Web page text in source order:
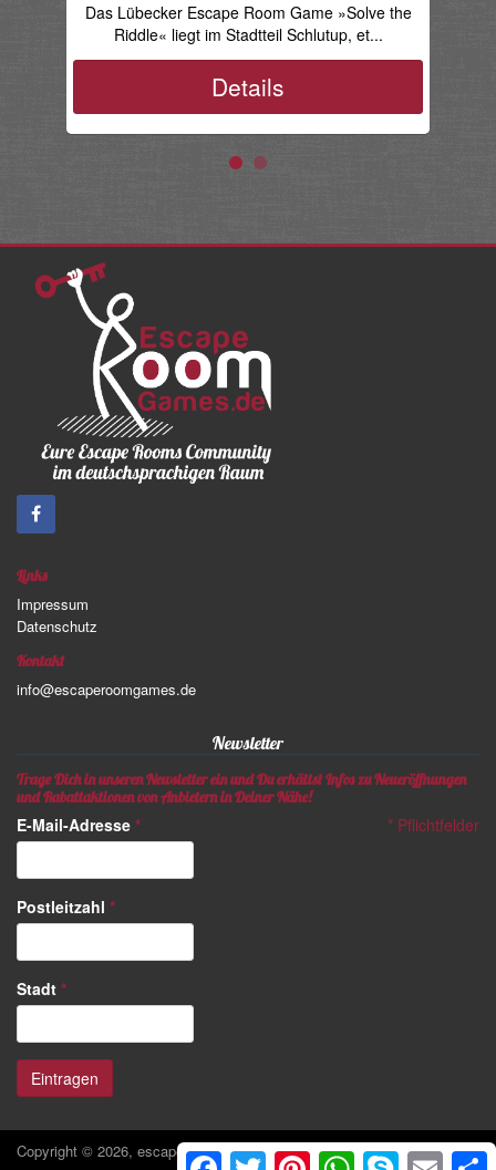
Das Lübecker Escape Room Game »Solve the
Riddle« liegt im Stadtteil Schlutup, et...
Details
Links
Impressum
Datenschutz
Kontakt
info@escaperoomgames.de
Newsletter
Trage Dich in unseren Newsletter ein und Du erhältst Infos zu Neueröffnungen
und Rabattaktionen von Anbietern in Deiner Nähe!
* Pflichtfelder
E-Mail-Adresse *
Postleitzahl *
Stadt *
Copyright © 2026, escaperoomgames.de
FacebookTwitter PinterestWhatsApp
Skype Email